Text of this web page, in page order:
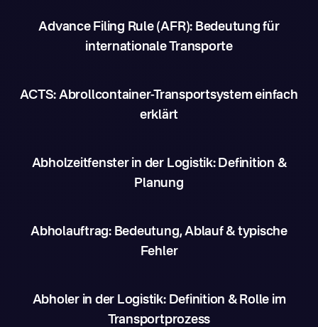
Advance Filing Rule (AFR): Bedeutung für
internationale Transporte
ACTS: Abrollcontainer-Transportsystem einfach
erklärt
Abholzeitfenster in der Logistik: Definition &
Planung
Abholauftrag: Bedeutung, Ablauf & typische
Fehler
Abholer in der Logistik: Definition & Rolle im
Transportprozess